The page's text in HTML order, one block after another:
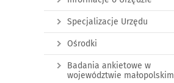
Specjalizacje Urzędu
Ośrodki
Badania ankietowe w
województwie małopolskim